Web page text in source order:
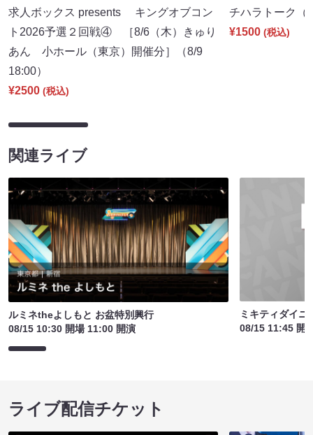
求人ボックス presents キングオブコン
ト2026予選２回戦④ ［8/6（木）きゅり
あん 小ホール（東京）開催分］（8/9
18:00）
¥2500 (税込)
チハラトーク
¥1500 (税込)
関連ライブ
ルミネtheよしもと お盆特別興行
08/15 10:30 開場 11:00 開演
ミキティダイ
08/15 11:45 開
ライブ配信チケット